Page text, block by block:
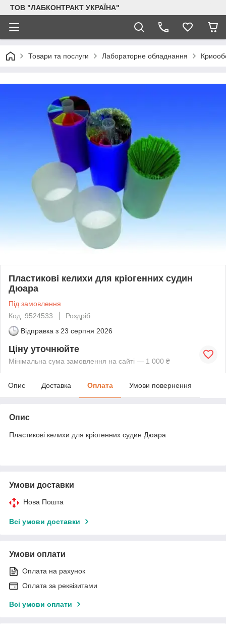
ТОВ "ЛАБКОНТРАКТ УКРАЇНА"
Товари та послуги Лабораторне обладнання
Пластикові келихи для кріогенних судин
Дюара
Під замовлення
Код: 9524533
Роздріб
Відправка з 23 серпня 2026
Ціну уточнюйте
Мінімальна сума замовлення на сайті — 1 000 ₴
Опис Доставка Оплата Умови повернення
Опис
Пластикові келихи для кріогенних судин Дюара
Умови доставки
Нова Пошта
Всі умови доставки
Умови оплати
Оплата на рахунок
Оплата за реквізитами
Всі умови оплати